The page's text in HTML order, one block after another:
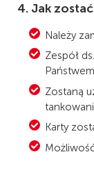
4. Jak
Należy
Zespół
Państwem
Zostaną
Karty